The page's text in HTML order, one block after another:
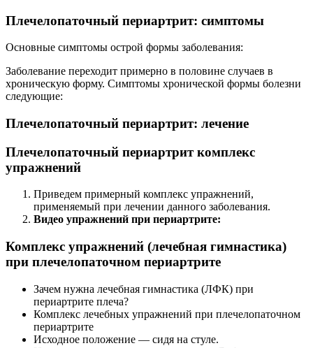
Плечелопаточный периартрит: симптомы
Основные симптомы острой формы заболевания:
Заболевание переходит примерно в половине случаев в
хроническую форму. Симптомы хронической формы болезни
следующие:
Плечелопаточный периартрит: лечение
Плечелопаточный периартрит комплекс
упражнений
Приведем примерный комплекс упражнений,
применяемый при лечении данного заболевания.
Видео упражнений при периартрите:
Комплекс упражнений (лечебная гимнастика)
при плечелопаточном периартрите
Зачем нужна лечебная гимнастика (ЛФК) при
периартрите плеча?
Комплекс лечебных упражнений при плечелопаточном
периартрите
Исходное положение — сидя на стуле.